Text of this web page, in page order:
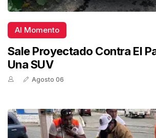
Al Momento
Sale Proyectado Contra El
Una SUV
Agosto 06